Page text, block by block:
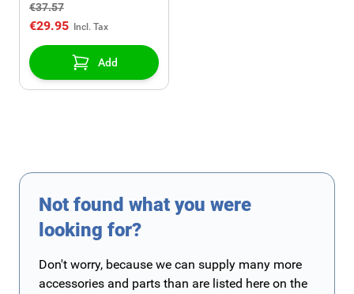
€37.57
€29.95
Add
Not found what you were
looking for?
Don't worry, because we can supply many more
accessories and parts than are listed here on the